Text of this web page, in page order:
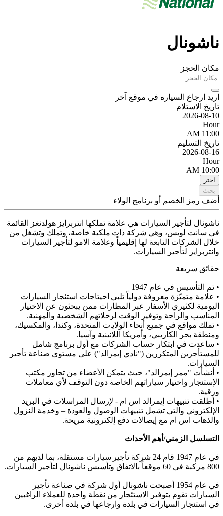
ناشونال
مكان الحجز
اريد ارجاع السياره في موقع آخر
تاريخ الاستلام
2026-08-10
Hour
11:00 AM
تاريخ التسليم
2026-08-16
Hour
10:00 AM
اختر
بحث
أضف رمز الخصم أو برنامج الولاء
ناشونال لتأجير السيارات هي علامة تملكها انتربرايز هولدنغز القائمة
في سانت لويس، وهي شركة ذات ملكية خاصة، وتملك وتشغل من
خلال الشركات التابعة لها إقليمياً وعلامة الامو لتأجير السيارات
وانتربرايز لتأجير السيارات.
حقائق سريعة
• تم التأسيس في عام 1947
• علامة متميّزة معروفة دولياً تلبي احيتاجات استئجار السيارات
اليومية لكثيري الأسفار عبر المطارات ممن يبحثون عن الاختيار
المناسب والراحة وتوفير الوقت لرحلاتهم الشخصية والمهنية.
• تملك مواقع في جميع أنحاء الولايات المتحدة، وكندا، والمكسيك،
ومنطقة بحر الكاريبي، وأمريكا اللاتينية وآسيا.
• ساعدت في ابتكار حساب الشركات مع أول برنامج شامل
للمستأجرين المتكررين ("نادي إيمرالد") على مستوى صناعة تأجير
السيارات.
• أنشأت "ممر إيمرالد"، حيث يتمكن الأعضاء من تجاوز مكتب
الإستئجار واختيار سياراتهم الخاصة دون التوقف لأي معاملات
ورقية.
• أطلقت تنبيهات إيمرالد اس ام - لإرسال المراسلات في البريد
الإلكتروني والتي تشمل تنبيهات الوصول والعودة – وخدمة النزول
والذهاب اس ام مع إيصالات دفع إلكترونية مريحة.
التسلسل الزمني/أهم الأحداث
في عام 1947 قام 24 شركة تأجير سيارات مستقلة، بما لديهم من
800 مركبة في 60 موقعاً بالاتفاق وتأسيس ناشونال لتأجير السيارات.
في عام 1954 أصبحت ناشونال أول شركة في صناعة تأجير
السيارات تقوم بتوفير الاستئجار من نقطة واحدة للعملاء الراغبين
في استئجار السيارات في بلدة وارجاعها في بلدة أخرى.